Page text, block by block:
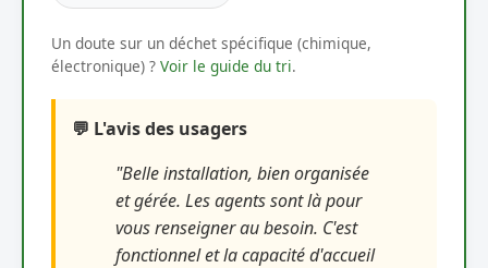
Un doute sur un déchet spécifique (chimique,
électronique) ? Voir le guide du tri.
💬 L'avis des usagers
"Belle installation, bien organisée
et gérée. Les agents sont là pour
vous renseigner au besoin. C'est
fonctionnel et la capacité d'accueil